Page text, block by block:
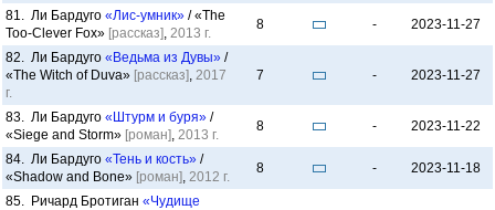
81. Ли Бардуго «Лис-умник» / «The
Too-Clever Fox» [рассказ], 2013 г.
8 - 2023-11-27
82. Ли Бардуго «Ведьма из Дувы» /
«The Witch of Duva» [рассказ], 2017
г.
7 - 2023-11-27
83. Ли Бардуго «Штурм и буря» /
«Siege and Storm» [роман], 2013 г.
8 - 2023-11-22
84. Ли Бардуго «Тень и кость» /
«Shadow and Bone» [роман], 2012 г.
8 - 2023-11-18
85. Ричард Бротиган «Чудище